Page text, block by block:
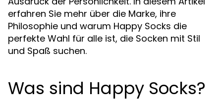
erfahren Sie mehr über die Marke, ihre
Philosophie und warum Happy Socks die
perfekte Wahl für alle ist, die Socken mit Stil
und Spaß suchen.
Was sind Happy Socks?